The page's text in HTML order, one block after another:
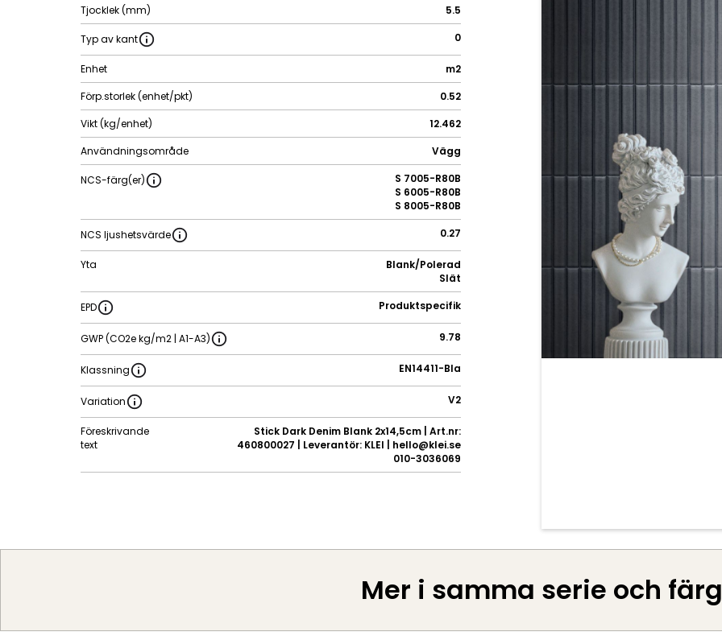
Tjocklek (mm)
5.5
Typ av kant 0
Enhet
m2
Förp.storlek (enhet/pkt)
0.52
Vikt (kg/enhet)
12.462
Användningsområde
Vägg
NCS-färg(er)
S 7005-R80B
S 6005-R80B
S 8005-R80B
NCS ljushetsvärde 0.27
Yta
Blank/Polerad
Slät
EPD Produktspecifik
GWP (CO2e kg/m2 | A1-A3) 9.78
Klassning EN14411-BIa
Variation V2
Föreskrivande
text
Stick Dark Denim Blank 2x14,5cm | Art.nr:
460800027 | Leverantör: KLEI | hello@klei.se
010-3036069
Mer i samma serie och färg